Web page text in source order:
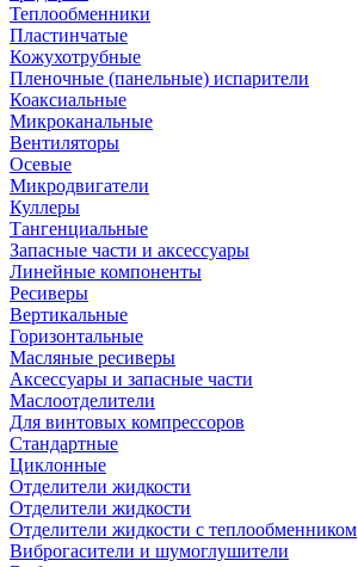
Теплообменники
Пластинчатые
Кожухотрубные
Пленочные (панельные) испарители
Коаксиальные
Микроканальные
Вентиляторы
Осевые
Микродвигатели
Куллеры
Тангенциальные
Запасные части и аксессуары
Линейные компоненты
Ресиверы
Вертикальные
Горизонтальные
Масляные ресиверы
Аксессуары и запасные части
Маслоотделители
Для винтовых компрессоров
Стандартные
Циклонные
Отделители жидкости
Отделители жидкости
Отделители жидкости с теплообменником
Виброгасители и шумоглушители